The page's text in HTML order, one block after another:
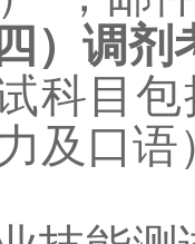
四）调
科目
力及口